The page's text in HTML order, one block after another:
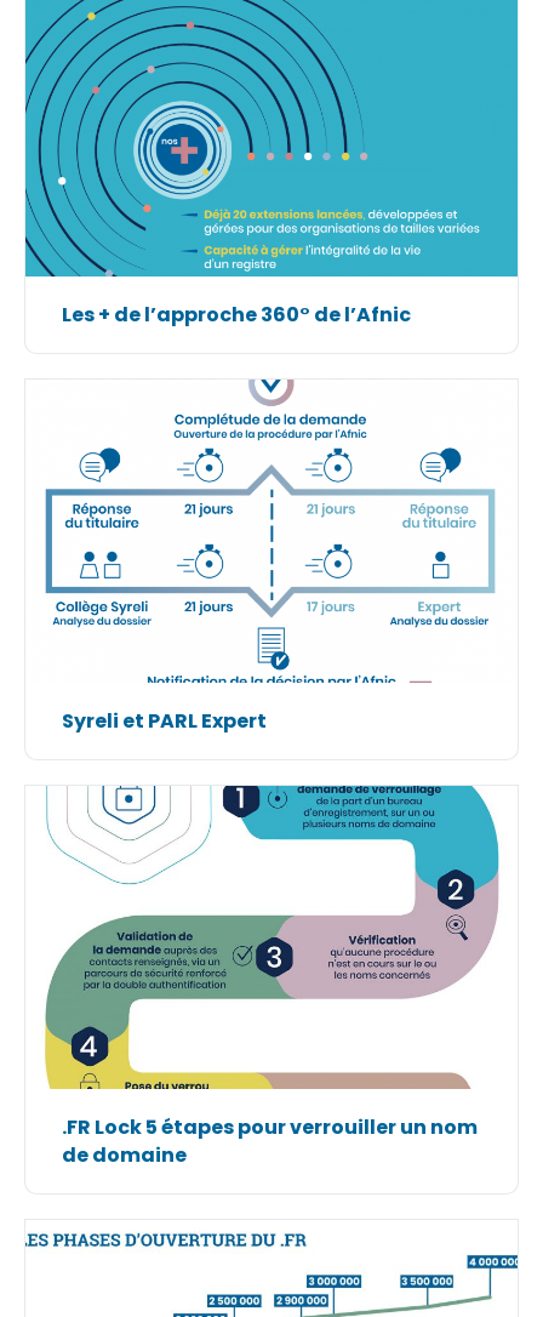
Les + de l’approche 360° de l’Afnic
Syreli et PARL Expert
.FR Lock 5 étapes pour verrouiller un nom
de domaine